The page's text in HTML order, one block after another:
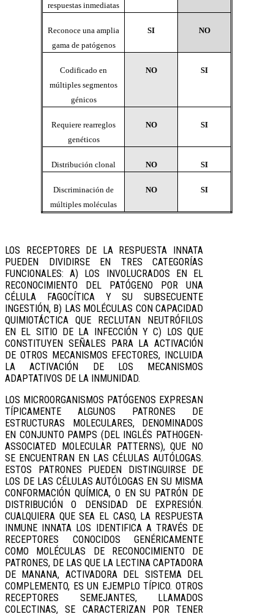
respuestas inmediatas
Reconoce una amplia
gama de patógenos
SI NO
Codificado en
múltiples segmentos
génicos
NO SI
Requiere rearreglos
genéticos
NO SI
Distribución clonal NO SI
Discriminación de
múltiples moléculas
NO SI
LOS RECEPTORES DE LA RESPUESTA INNATA
PUEDEN DIVIDIRSE EN TRES CATEGORÍAS
FUNCIONALES: A) LOS INVOLUCRADOS EN EL
RECONOCIMIENTO DEL PATÓGENO POR UNA
CÉLULA FAGOCÍTICA Y SU SUBSECUENTE
INGESTIÓN, B) LAS MOLÉCULAS CON CAPACIDAD
QUIMIOTÁCTICA QUE RECLUTAN NEUTRÓFILOS
EN EL SITIO DE LA INFECCIÓN Y C) LOS QUE
CONSTITUYEN SEÑALES PARA LA ACTIVACIÓN
DE OTROS MECANISMOS EFECTORES, INCLUIDA
LA ACTIVACIÓN DE LOS MECANISMOS
ADAPTATIVOS DE LA INMUNIDAD.
LOS MICROORGANISMOS PATÓGENOS EXPRESAN
TÍPICAMENTE ALGUNOS PATRONES DE
ESTRUCTURAS MOLECULARES, DENOMINADOS
EN CONJUNTO PAMPS (DEL INGLÉS PATHOGEN-
ASSOCIATED MOLECULAR PATTERNS), QUE NO
SE ENCUENTRAN EN LAS CÉLULAS AUTÓLOGAS.
ESTOS PATRONES PUEDEN DISTINGUIRSE DE
LOS DE LAS CÉLULAS AUTÓLOGAS EN SU MISMA
CONFORMACIÓN QUÍMICA, O EN SU PATRÓN DE
DISTRIBUCIÓN O DENSIDAD DE EXPRESIÓN.
CUALQUIERA QUE SEA EL CASO, LA RESPUESTA
INMUNE INNATA LOS IDENTIFICA A TRAVÉS DE
RECEPTORES CONOCIDOS GENÉRICAMENTE
COMO MOLÉCULAS DE RECONOCIMIENTO DE
PATRONES, DE LAS QUE LA LECTINA CAPTADORA
DE MANANA, ACTIVADORA DEL SISTEMA DEL
COMPLEMENTO, ES UN EJEMPLO TÍPICO. OTROS
RECEPTORES SEMEJANTES, LLAMADOS
COLECTINAS, SE CARACTERIZAN POR TENER